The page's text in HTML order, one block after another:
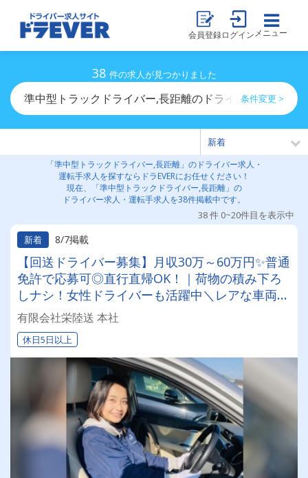
会員登録ログイン メニュー
38 件の求人が見つかりました
準中型トラックドライバー,長距離のドライバー求人・運
条件変更 >
「準中型トラックドライバー,長距離」のドライバー求人・
運転手求人を探すならドラEVERにお任せください！
現在、「準中型トラックドライバー,長距離」の
ドライバー求人・運転手求人を38件掲載中です。
38 件 0~20件目を表示中
新着
8/7掲載
【回送ドライバー募集】月収30万～60万円✨普通
免許で応募可◎直行直帰OK！｜荷物の積み下ろ
しナシ！女性ドライバーも活躍中＼レアな車両に
乗れるチャンスも☆彡／
有限会社栄陸送 本社
休日5日以上